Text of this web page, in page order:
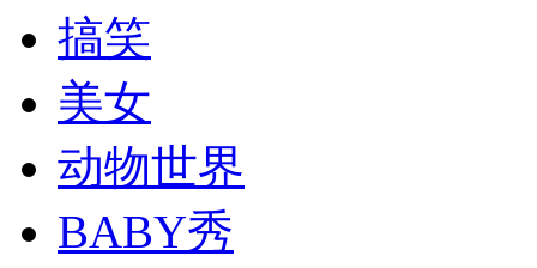
司机酒驾遇交警 急速倒车逃窜
搞笑
美女
动物世界
BABY秀